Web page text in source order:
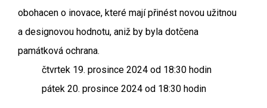
obohacen o inovace, které mají přinést novou užitnou
a designovou hodnotu, aniž by byla dotčena
památková ochrana.
čtvrtek 19. prosince 2024 od 18:30 hodin
pátek 20. prosince 2024 od 18:30 hodin